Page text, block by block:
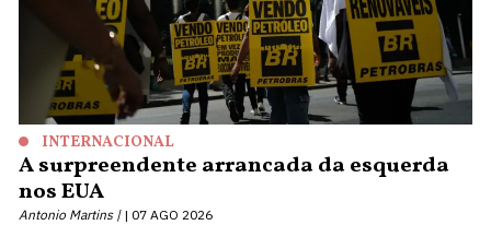
INTERNACIONAL
A surpreendente arrancada da esquerda
nos EUA
Antonio Martins | 07 AGO 2026